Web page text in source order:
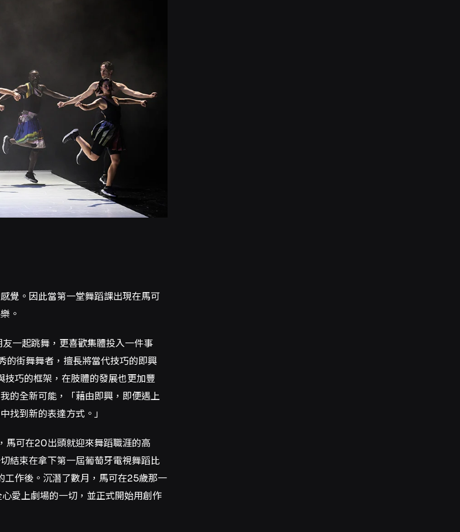
覺。因此當第一堂舞蹈課出現在馬可
。
一起跳舞，更喜歡集體投入一件事
街舞舞者，擅長將當代技巧的即興
巧的框架，在肢體的發展也更加豐
的全新可能，「藉由即興，即便遇上
找到新的表達方式。」
馬可在20出頭就迎來舞蹈職涯的高
結束在拿下第一屆葡萄牙電視舞蹈比
作後。沉潛了數月，馬可在25歲那一
愛上劇場的一切，並正式開始用創作